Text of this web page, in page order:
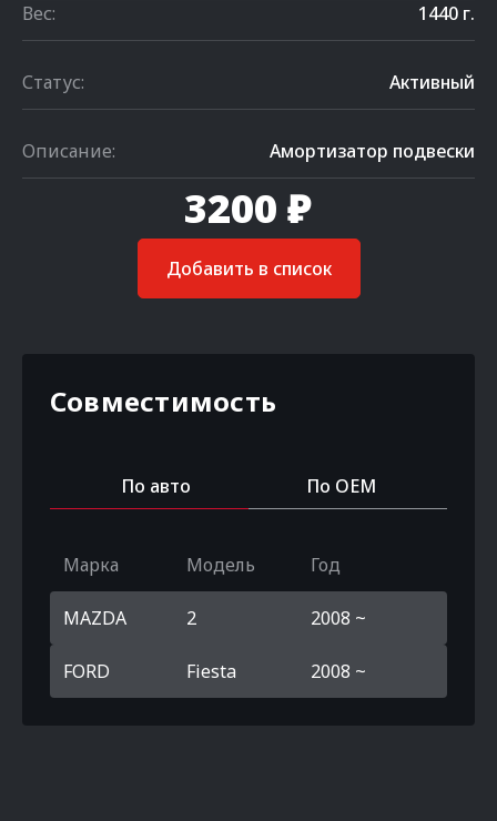
Вес:
1440 г.
Статус: Активный
Описание: Амортизатор подвески
3200 ₽
Добавить в список
Совместимость
По авто По OEM
Марка Модель Год
MAZDA 2 2008 ~
FORD Fiesta 2008 ~